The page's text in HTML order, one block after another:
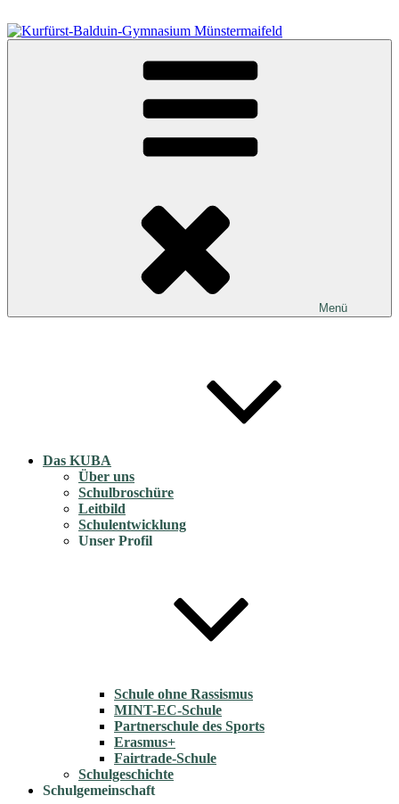
Inhalt
springen
Kurfürst-Balduin-Gymnasium Münstermaifeld
Menü
Das KUBA
Über uns
Schulbroschüre
Leitbild
Schulentwicklung
Unser Profil
Schule ohne Rassismus
MINT-EC-Schule
Partnerschule des Sports
Erasmus+
Fairtrade-Schule
Schulgeschichte
Schulgemeinschaft